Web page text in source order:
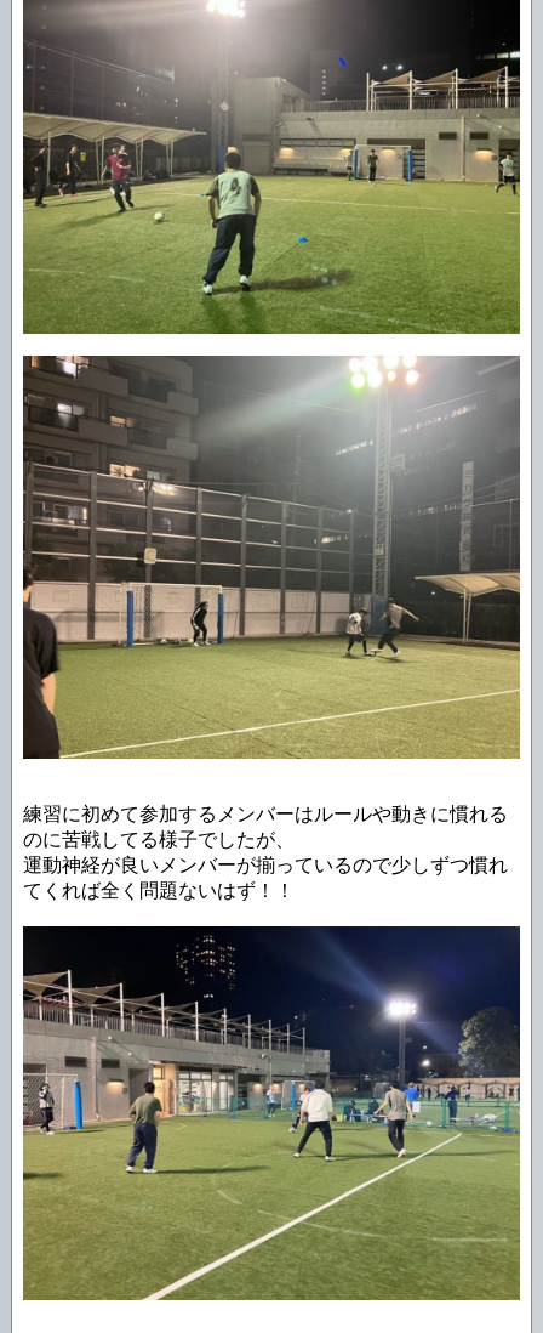
練習に初めて参加するメンバーはルールや動きに慣れる
のに苦戦してる様子でしたが、
運動神経が良いメンバーが揃っているので少しずつ慣れ
てくれば全く問題ないはず！！